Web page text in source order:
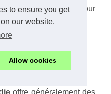
to ensure you get
our website.
Allow cookies
les plus courantes pour
!
camping nature en
offre généralement des